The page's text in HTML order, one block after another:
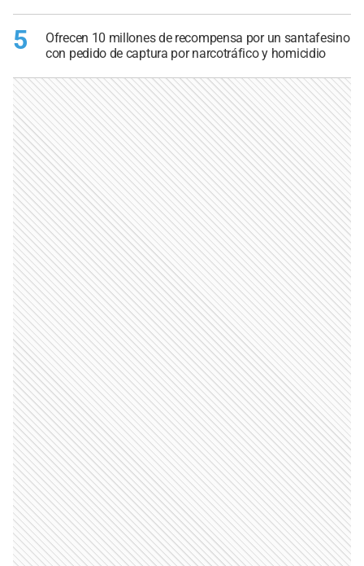
5
Ofrecen 10 millones de recompensa por un santafesino
con pedido de captura por narcotráfico y homicidio